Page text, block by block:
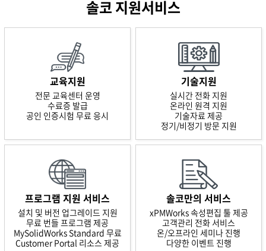
솔코 지원서비스
교육지원
전문 교육센터 운영
수료증 발급
공인 인증시험 무료 응시
기술지원
실시간 전화 지원
온라인 원격 지원
기술자료 제공
정기/비정기 방문 지원
프로그램 지원 서비스
설치 및 버전 업그레이드 지원
무료 번들 프로그램 제공
MySolidWorks Standard 무료
Customer Portal 리소스 제공
솔코만의 서비스
xPMWorks 속성편집 툴 제공
고객관리 전화 서비스
온/오프라인 세미나 진행
다양한 이벤트 진행